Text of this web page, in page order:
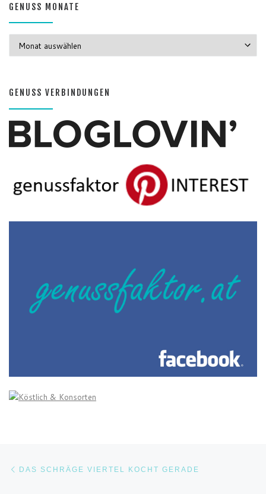
GENUSS MONATE
GENUSS VERBINDUNGEN
Beitragsnavigation
DAS SCHRÄGE VIERTEL KOCHT GERADE